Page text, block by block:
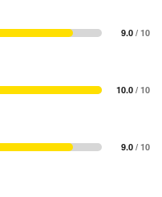
9.0 / 10
10.0 / 10
9.0 / 10